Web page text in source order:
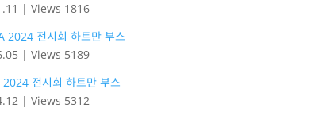
| Views 1816
2024 전시회 하트만 부스
| Views 5189
2024 전시회 하트만 부스
| Views 5312